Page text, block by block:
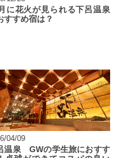
に花火が見られる下呂温泉
すすめ宿は？
04/09
温泉 GWの学生旅におすす